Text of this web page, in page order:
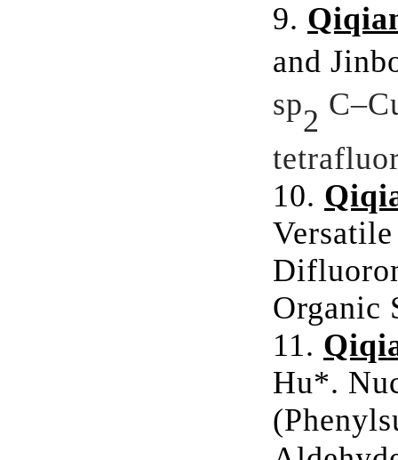
9.
and
sp2
10.
Organic
11.
Hu*.